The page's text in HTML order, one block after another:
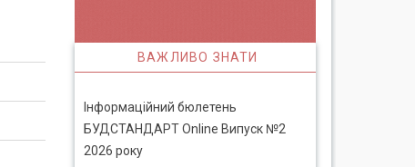
ВАЖЛИВО ЗНАТИ
Інформаційний бюлетень
БУДСТАНДАРТ Online Випуск №2
2026 року